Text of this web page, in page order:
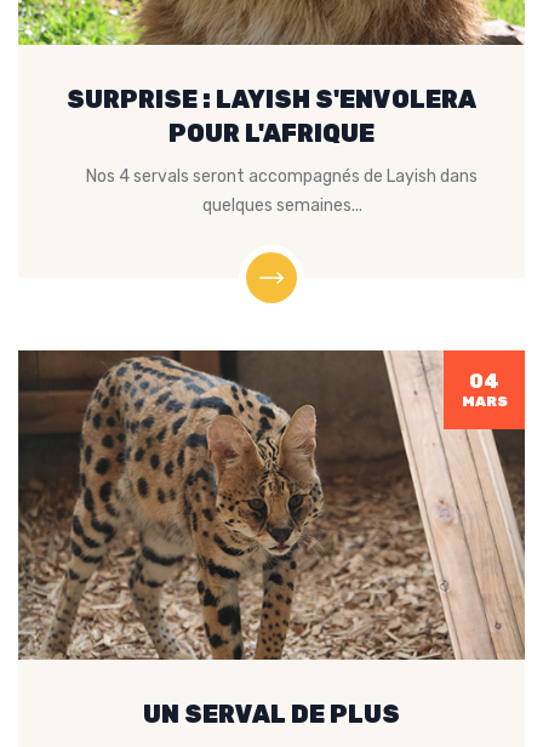
SURPRISE : LAYISH S'ENVOLERA
POUR L'AFRIQUE
Nos 4 servals seront accompagnés de Layish dans
quelques semaines...
04
MARS
UN SERVAL DE PLUS